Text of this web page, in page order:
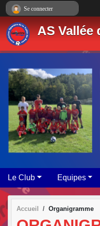
AS Vallée
Le Club Equipes
Accueil Organigramme
Se connecter
Panneau de gestion des